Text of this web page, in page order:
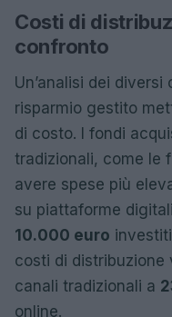
Costi di
confronto
Un’analisi dei
risparmio gestito
di costo. I fondi
tradizionali, come le
avere spese più
su piattaforme
10.000 euro
costi di distribuzione
canali tradizionali a
online.